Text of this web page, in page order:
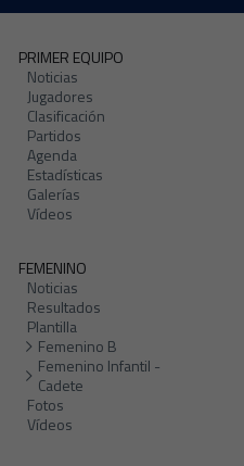
PRIMER EQUIPO
Noticias
Jugadores
Clasificación
Partidos
Agenda
Estadísticas
Galerías
Vídeos
FEMENINO
Noticias
Resultados
Plantilla
Femenino B
Femenino Infantil -
Cadete
Fotos
Vídeos